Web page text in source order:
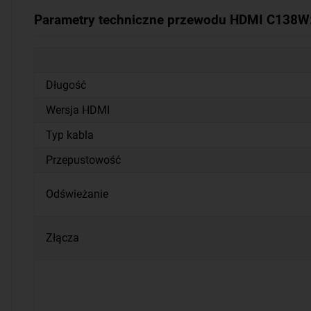
Parametry techniczne przewodu HDMI
Długość
Wersja HDMI
Typ kabla
Przepustowość
Odświeżanie
Złącza